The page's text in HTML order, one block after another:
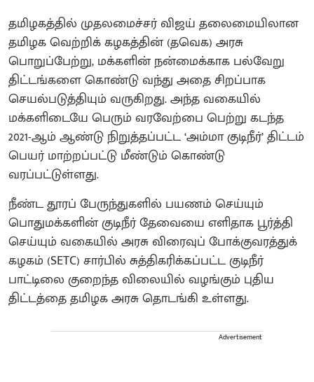
தமிழகத்தில் முதலமைச்சர் விஜய் தலைமையிலான
தமிழக வெற்றிக் கழகத்தின் (தவெக) அரசு
பொறுப்பேற்று, மக்களின் நன்மைக்காக பல்வேறு
திட்டங்களை கொண்டு வந்து அதை சிறப்பாக
செயல்படுத்தியும் வருகிறது. அந்த வகையில்
மக்களிடையே பெரும் வரவேற்பை பெற்று கடந்த
2021-ஆம் ஆண்டு நிறுத்தப்பட்ட ‘அம்மா குடிநீர்’ திட்டம்
பெயர் மாற்றப்பட்டு மீண்டும் கொண்டு
வரப்பட்டுள்ளது.
நீண்ட தூரப் பேருந்துகளில் பயணம் செய்யும்
பொதுமக்களின் குடிநீர் தேவையை எளிதாக பூர்த்தி
செய்யும் வகையில் அரசு விரைவுப் போக்குவரத்துக்
கழகம் (SETC) சார்பில் சுத்திகரிக்கப்பட்ட குடிநீர்
பாட்டிலை குறைந்த விலையில் வழங்கும் புதிய
திட்டத்தை தமிழக அரசு தொடங்கி உள்ளது.
Advertisement